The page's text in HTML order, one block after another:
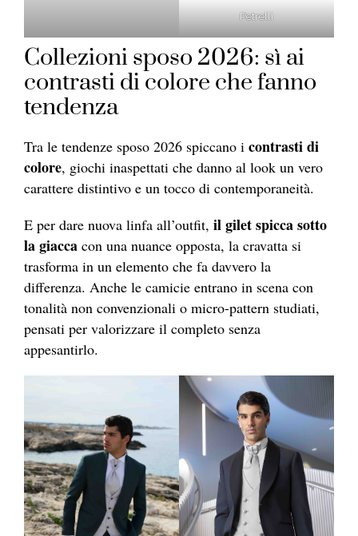
Petrelli
Collezioni sposo 2026: sì ai
contrasti di colore che fanno
tendenza
Tra le tendenze sposo 2026 spiccano i contrasti di
colore, giochi inaspettati che danno al look un vero
carattere distintivo e un tocco di contemporaneità.
E per dare nuova linfa all’outfit, il gilet spicca sotto
la giacca con una nuance opposta, la cravatta si
trasforma in un elemento che fa davvero la
differenza. Anche le camicie entrano in scena con
tonalità non convenzionali o micro-pattern studiati,
pensati per valorizzare il completo senza
appesantirlo.